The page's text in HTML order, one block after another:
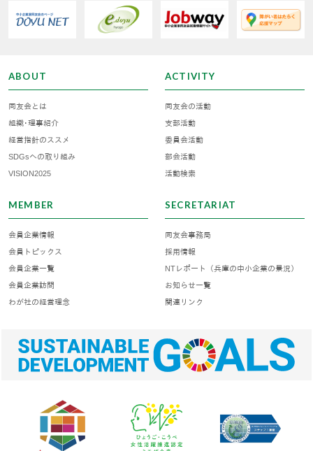
ABOUT ACTIVITY
同友会とは
同友会の活動
組織･理事紹介
支部活動
経営指針のススメ
委員会活動
SDGsへの取り組み
部会活動
VISION2025
活動検索
MEMBER SECRETARIAT
会員企業情報
同友会事務局
会員トピックス
採用情報
会員企業一覧
NTレポート（兵庫の中小企業の景況）
会員企業訪問
お知らせ一覧
わが社の経営理念
関連リンク